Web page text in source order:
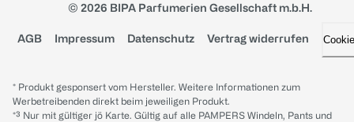
© 2026 BIPA Parfumerien Gesellschaft m.b.H.
AGB Impressum Datenschutz Vertrag widerrufen
* Produkt gesponsert vom Hersteller. Weitere Informationen zum
Werbetreibenden direkt beim jeweiligen Produkt.
*³ Nur mit gültiger jö Karte. Gültig auf alle PAMPERS Windeln, Pants und